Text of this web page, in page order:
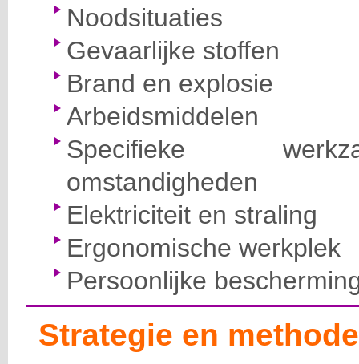
Noodsituaties
Gevaarlijke stoffen
Brand en explosie
Arbeidsmiddelen
Specifieke
omstandigheden
Elektriciteit en straling
Ergonomische werkplek
Persoonlijke
Strategie en